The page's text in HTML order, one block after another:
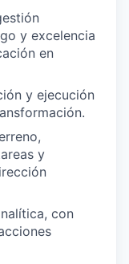
y excelencia
en
y ejecución
y
con